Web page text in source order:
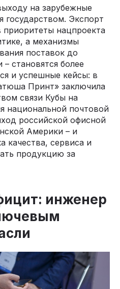
на зарубежные
Экспорт
нацпроекта
а механизмы
поставок до
становятся более
и успешные кейсы: в
Принт» заключила
связи Кубы на
национальной почтовой
российской офисной
Америки – и
качества, сервиса и
продукцию за
инженер